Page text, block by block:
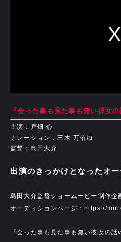
『会った事も見た事も無い彼女
主演：戸畑 心
ナレーション：三木 万侑加
監督：島田大介
出演のきっかけとなったオ
島田大介監督ショームービー制作企
オーディションページ：https://
『会った事も見た事も無い彼女の話